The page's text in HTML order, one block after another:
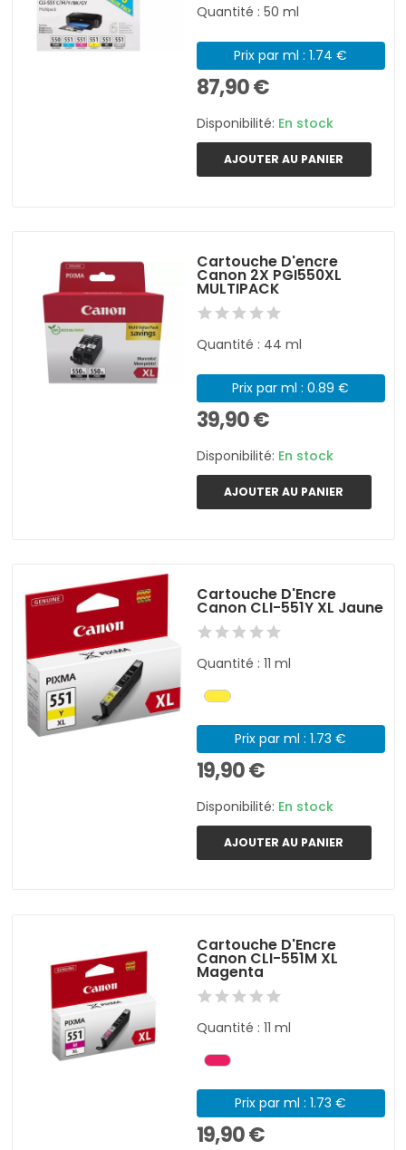
Quantité : 50 ml
Prix par ml : 1.74 €
87,90 €
Disponibilité: En stock
AJOUTER AU PANIER
Cartouche D'encre
Canon 2X PGI550XL
MULTIPACK
Quantité : 44 ml
Prix par ml : 0.89 €
39,90 €
Disponibilité: En stock
AJOUTER AU PANIER
Cartouche D'Encre
Canon CLI-551Y XL Jaune
Quantité : 11 ml
Prix par ml : 1.73 €
19,90 €
Disponibilité: En stock
AJOUTER AU PANIER
Cartouche D'Encre
Canon CLI-551M XL
Magenta
Quantité : 11 ml
Prix par ml : 1.73 €
19,90 €